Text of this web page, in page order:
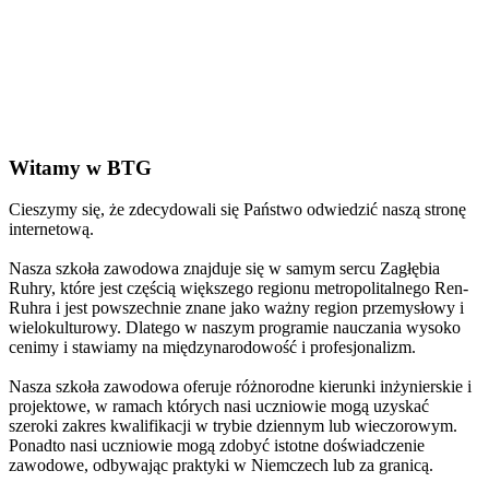
Witamy w BTG
Cieszymy się, że zdecydowali się Państwo odwiedzić naszą stronę
internetową.
Nasza szkoła zawodowa znajduje się w samym sercu Zagłębia
Ruhry, które jest częścią większego regionu metropolitalnego Ren-
Ruhra i jest powszechnie znane jako ważny region przemysłowy i
wielokulturowy. Dlatego w naszym programie nauczania wysoko
cenimy i stawiamy na międzynarodowość i profesjonalizm.
Nasza szkoła zawodowa oferuje różnorodne kierunki inżynierskie i
projektowe, w ramach których nasi uczniowie mogą uzyskać
szeroki zakres kwalifikacji w trybie dziennym lub wieczorowym.
Ponadto nasi uczniowie mogą zdobyć istotne doświadczenie
zawodowe, odbywając praktyki w Niemczech lub za granicą.